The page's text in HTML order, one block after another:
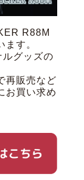
R88M
す。
グッズの
再販売など
お買い求め